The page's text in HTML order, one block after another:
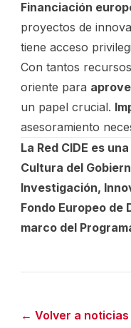
Financiación
proyectos de
tiene acceso
Con tantos
oriente para
un papel crucial.
asesoramiento
La Red CIDE es
Cultura del
Investigación,
Fondo Europeo de
marco del
← Volver a noticias